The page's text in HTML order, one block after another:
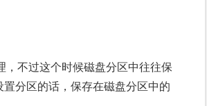
不过这个时候磁盘分区中往往保
分区的话，保存在磁盘分区中的